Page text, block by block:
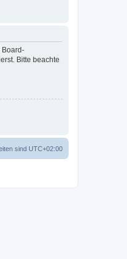
Board-
Bitte beachte
sind UTC+02:00